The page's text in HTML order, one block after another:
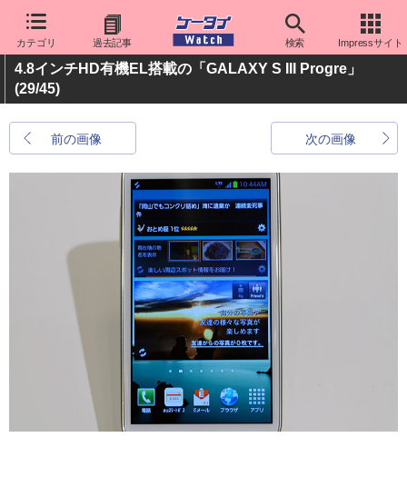
カテゴリ 過去記事 検索 Impressサイト
4.8インチHD有機EL搭載の「GALAXY S III Progre」
(29/45)
前の画像 次の画像